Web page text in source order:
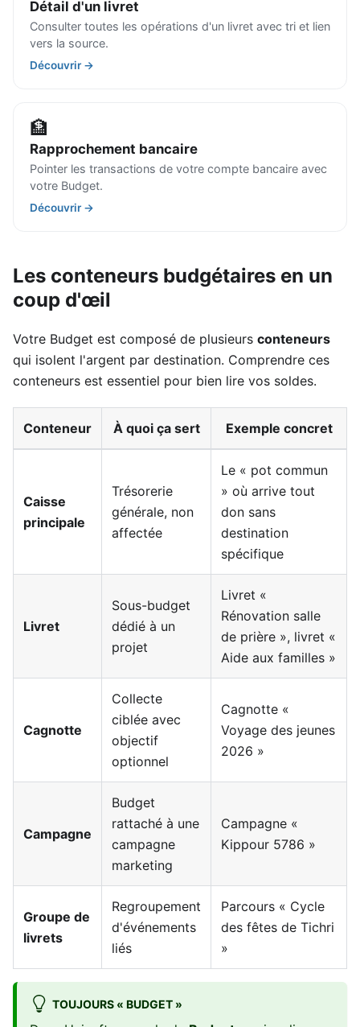
Détail d'un livret
Consulter toutes les opérations d'un livret avec tri et lien
vers la source.
Découvrir →
🏦
Rapprochement bancaire
Pointer les transactions de votre compte bancaire avec
votre Budget.
Découvrir →
Les conteneurs budgétaires en un
coup d'œil
Votre Budget est composé de plusieurs conteneurs
qui isolent l'argent par destination. Comprendre ces
conteneurs est essentiel pour bien lire vos soldes.
Conteneur À quoi ça sert Exemple concret
Caisse
principale
Trésorerie
générale, non
affectée
Le « pot commun
» où arrive tout
don sans
destination
spécifique
Livret
Sous-budget
dédié à un
projet
Livret «
Rénovation salle
de prière », livret «
Aide aux familles »
Cagnotte
Collecte
ciblée avec
objectif
optionnel
Cagnotte «
Voyage des jeunes
2026 »
Campagne
Budget
rattaché à une
campagne
marketing
Campagne «
Kippour 5786 »
Groupe de
livrets
Regroupement
d'événements
liés
Parcours « Cycle
des fêtes de Tichri
»
TOUJOURS « BUDGET »